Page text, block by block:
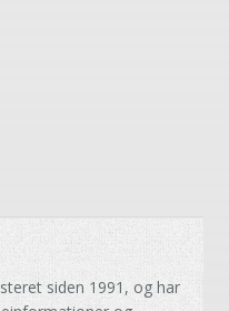
siden 1991, og har